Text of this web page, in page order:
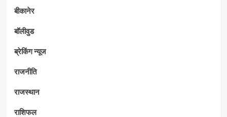
बीकानेर
बॉलीवुड
ब्रेकिंग न्यूज
राजनीति
राजस्थान
राशिफल